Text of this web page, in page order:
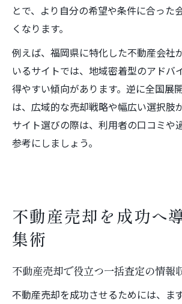
とで、より自分の希望や条件に合った
くなります。
例えば、福岡県に特化した不動産会社
いるサイトでは、地域密着型のアドバ
得やすい傾向があります。逆に全国展
は、広域的な売却戦略や幅広い選択肢
サイト選びの際は、利用者の口コミや
参考にしましょう。
不動産売却を成功へ
集術
不動産売却で役立つ一括査定の情報
不動産売却を成功させるためには、ま